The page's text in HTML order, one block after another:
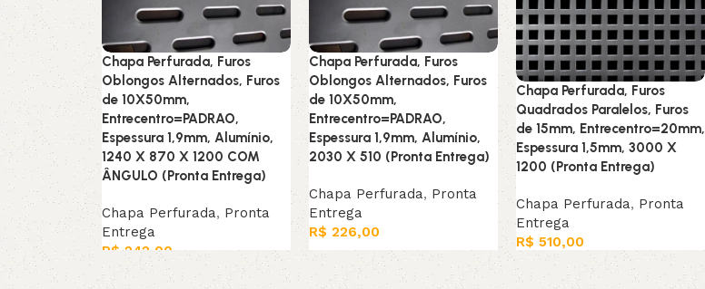
Chapa Perfurada, Furos
Oblongos Alternados, Furos
de 10X50mm,
Entrecentro=PADRAO,
Espessura 1,9mm, Alumínio,
1240 X 870 X 1200 COM
ÂNGULO (Pronta Entrega)
Chapa Perfurada, Pronta
Entrega
R$ 242,00
Leia mais
Chapa Perfurada, Furos
Oblongos Alternados, Furos
de 10X50mm,
Entrecentro=PADRAO,
Espessura 1,9mm, Alumínio,
2030 X 510 (Pronta Entrega)
Chapa Perfurada, Pronta
Entrega
R$ 226,00
Leia mais
Chapa Perfurada, Furos
Quadrados Paralelos, Furos
de 15mm, Entrecentro=20mm,
Espessura 1,5mm, 3000 X
1200 (Pronta Entrega)
Chapa Perfurada, Pronta
Entrega
R$ 510,00
Leia mais